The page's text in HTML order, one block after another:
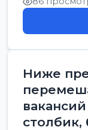
Ниже
столбик,